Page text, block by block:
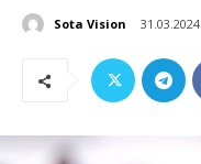
Sota Vision 31.03.2024